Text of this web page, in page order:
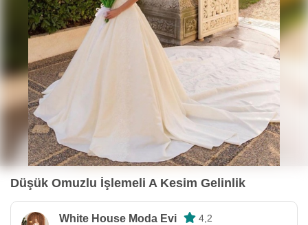
Düşük Omuzlu İşlemeli A Kesim Gelinlik
White House Moda Evi 4,2